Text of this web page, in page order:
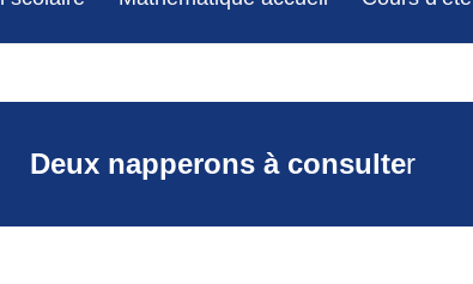
Deux napperons à consulter